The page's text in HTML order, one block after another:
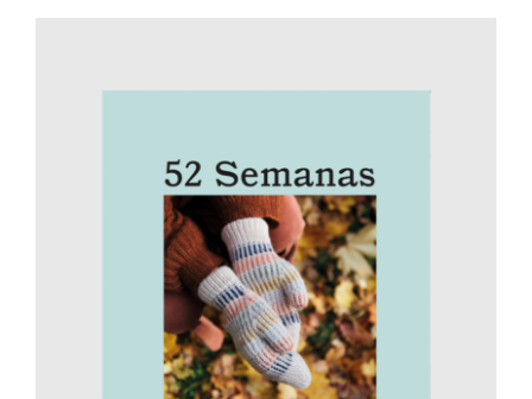
AÑADIR AL CARRITO
/